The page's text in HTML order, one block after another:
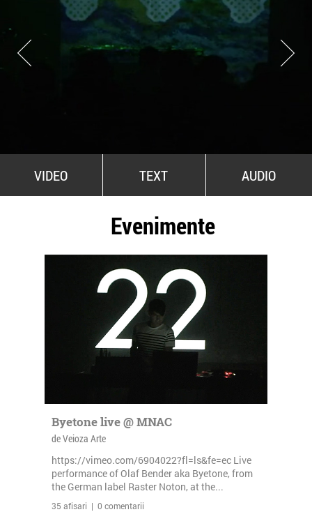
CinePOLSKA – filme poloneze la
București
PEOPLE OF ROMANIA se lansează la
galeria Simeza
All Stars For Outernational
VIDEO TEXT AUDIO
Evenimente
Byetone live @ MNAC
de Veioza Arte
https://vimeo.com/6904022?fl=ls&fe=ec Live
performance of Olaf Bender aka Byetone, from
the German label Raster Noton, at the...
35 afisari | 0 comentarii